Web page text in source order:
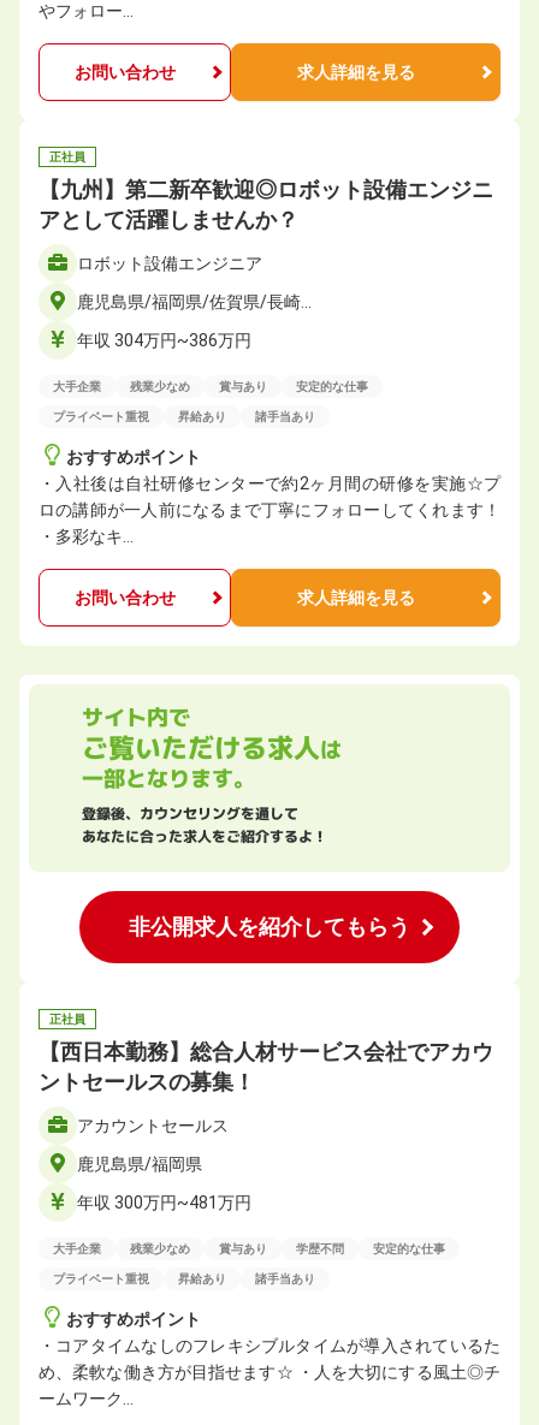
やフォロー…
お問い合わせ 求人詳細を見る
正社員
【九州】第二新卒歓迎◎ロボット設備エンジニ
アとして活躍しませんか？
ロボット設備エンジニア
鹿児島県/福岡県/佐賀県/長崎…
年収 304万円~386万円
大手企業 残業少なめ 賞与あり 安定的な仕事
プライベート重視 昇給あり 諸手当あり
おすすめポイント
・入社後は自社研修センターで約2ヶ月間の研修を実施☆プ
ロの講師が一人前になるまで丁寧にフォローしてくれます！
・多彩なキ…
お問い合わせ 求人詳細を見る
サイト内で
ご覧いただける求人は
一部となります。
登録後、カウンセリングを通して
あなたに合った求人をご紹介するよ！
非公開求人を紹介してもらう
正社員
【西日本勤務】総合人材サービス会社でアカウ
ントセールスの募集！
アカウントセールス
鹿児島県/福岡県
年収 300万円~481万円
大手企業 残業少なめ 賞与あり 学歴不問 安定的な仕事
プライベート重視 昇給あり 諸手当あり
おすすめポイント
・コアタイムなしのフレキシブルタイムが導入されているた
め、柔軟な働き方が目指せます☆ ・人を大切にする風土◎チ
ームワーク…